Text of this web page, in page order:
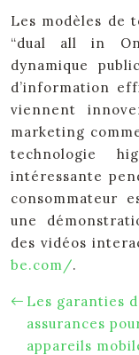
Les modèles de
“dual all in
dynamique
d’information
viennent
marketing
technologie
intéressante
consommateur
une
des vidéos
be.com/.
Les garanties
assurances
appareils